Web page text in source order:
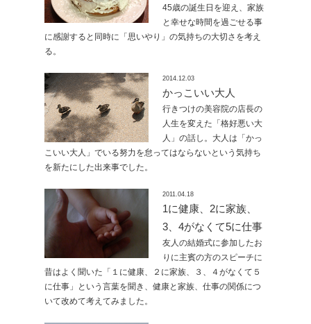
45歳の誕生日を迎え、家族
と幸せな時間を過ごせる事
に感謝すると同時に「思いやり」の気持ちの大切さを考え
る。
2014.12.03
かっこいい大人
行きつけの美容院の店長の
人生を変えた「格好悪い大
人」の話し。大人は「かっ
こいい大人」でいる努力を怠ってはならないという気持ち
を新たにした出来事でした。
2011.04.18
1に健康、2に家族、
3、4がなくて5に仕事
友人の結婚式に参加したお
りに主賓の方のスピーチに
昔はよく聞いた「１に健康、２に家族、３、４がなくて５
に仕事」という言葉を聞き、健康と家族、仕事の関係につ
いて改めて考えてみました。